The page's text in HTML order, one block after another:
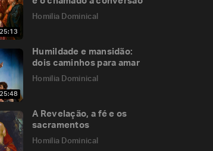
25:13
Homilia Dominical
25:48
Humildade e mansidão:
dois caminhos para amar
Homilia Dominical
A Revelação, a fé e os
sacramentos
Homilia Dominical